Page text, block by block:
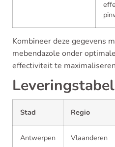
Kombineer deze gegevens
mebendazole onder
effectiviteit te
Leveringstabel
Stad Regio
Antwerpen Vlaanderen